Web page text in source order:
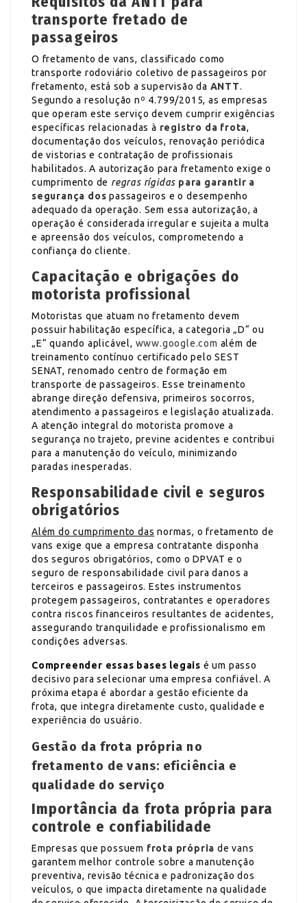
transporte fretado de
passageiros
O fretamento de vans, classificado como
transporte rodoviário coletivo de passageiros por
fretamento, está sob a supervisão da ANTT.
Segundo a resolução nº 4.799/2015, as empresas
que operam este serviço devem cumprir exigências
específicas relacionadas à registro da frota,
documentação dos veículos, renovação periódica
de vistorias e contratação de profissionais
habilitados. A autorização para fretamento exige o
cumprimento de regras rígidas para garantir a
segurança dos passageiros e o desempenho
adequado da operação. Sem essa autorização, a
operação é considerada irregular e sujeita a multa
e apreensão dos veículos, comprometendo a
confiança do cliente.
Capacitação e obrigações do
motorista profissional
Motoristas que atuam no fretamento devem
possuir habilitação específica, a categoria „D“ ou
„E“ quando aplicável, www.google.com além de
treinamento contínuo certificado pelo SEST
SENAT, renomado centro de formação em
transporte de passageiros. Esse treinamento
abrange direção defensiva, primeiros socorros,
atendimento a passageiros e legislação atualizada.
A atenção integral do motorista promove a
segurança no trajeto, previne acidentes e contribui
para a manutenção do veículo, minimizando
paradas inesperadas.
Responsabilidade civil e seguros
obrigatórios
Além do cumprimento das normas, o fretamento de
vans exige que a empresa contratante disponha
dos seguros obrigatórios, como o DPVAT e o
seguro de responsabilidade civil para danos a
terceiros e passageiros. Estes instrumentos
protegem passageiros, contratantes e operadores
contra riscos financeiros resultantes de acidentes,
assegurando tranquilidade e profissionalismo em
condições adversas.
Compreender essas bases legais é um passo
decisivo para selecionar uma empresa confiável. A
próxima etapa é abordar a gestão eficiente da
frota, que integra diretamente custo, qualidade e
experiência do usuário.
Gestão da frota própria no
fretamento de vans: eficiência e
qualidade do serviço
Importância da frota própria para
controle e confiabilidade
Empresas que possuem frota própria de vans
garantem melhor controle sobre a manutenção
preventiva, revisão técnica e padronização dos
veículos, o que impacta diretamente na qualidade